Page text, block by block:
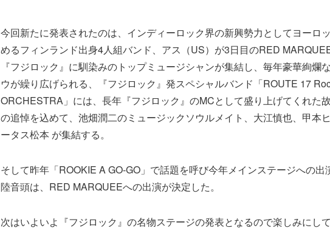
今回新たに発表されたのは、インディーロック界の新興勢力としてヨーロ
めるフィンランド出身4人組バンド、アス（US）が3日目のRED
『フジロック』に馴染みのトップミュージシャンが集結し、毎年豪華絢爛
ウが繰り広げられる、『フジロック』発スペシャルバンド「ROUTE 17
ORCHESTRA」には、長年『フジロック』のMCとして盛り上げてくれた
の追悼を込めて、池畑潤二のミュージックソウルメイト、大江慎也、甲本
ータス松本 が集結する。
そして昨年「ROOKIE A GO-GO」で話題を呼び今年メインステージへの出
陸音頭は、RED MARQUEEへの出演が決定した。
次はいよいよ『フジロック』の名物ステージの発表となるので楽しみにして